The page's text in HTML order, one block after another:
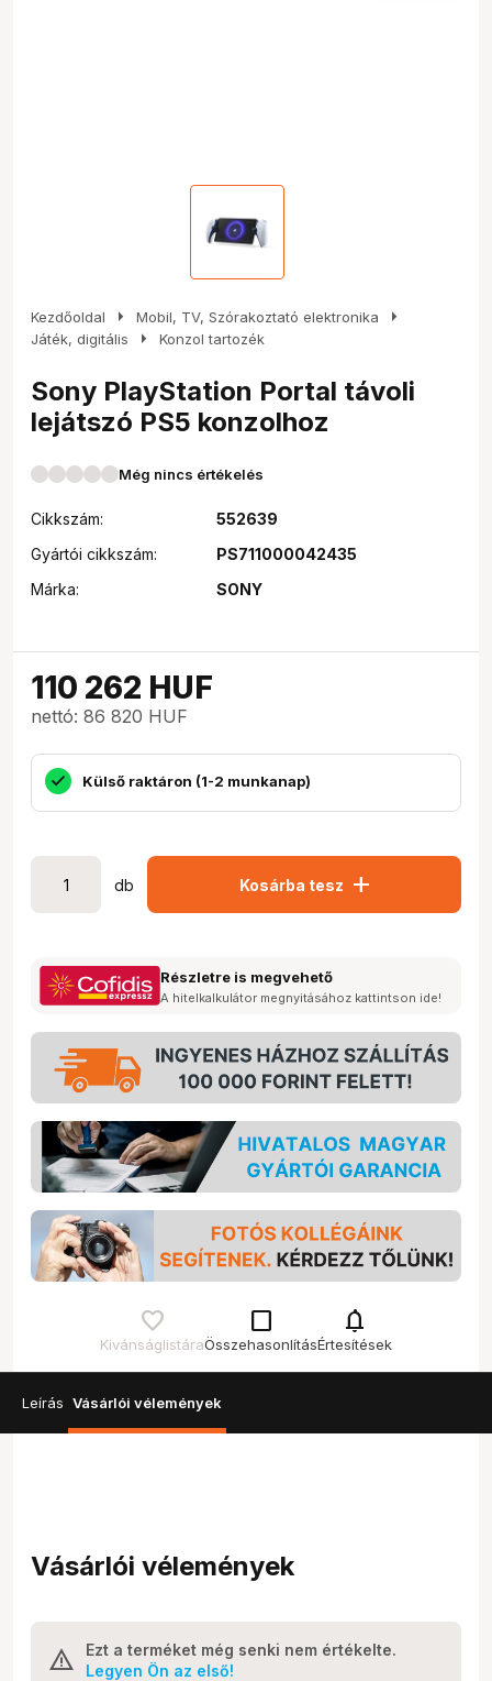
Kezdőoldal arrow_right Mobil, TV, Szórakoztató elektronika arrow_right
Játék, digitális arrow_right Konzol tartozék
Sony PlayStation Portal távoli
lejátszó PS5 konzolhoz
Még nincs értékelés
Cikkszám:
552639
Gyártói cikkszám:
PS711000042435
Márka:
SONY
110 262 HUF
nettó: 86 820 HUF
Külső raktáron (1-2 munkanap)
db Kosárba tesz add
Részletre is megvehető
A hitelkalkulátor megnyitásához kattintson ide!
Kívánságlistára
check_box_outline_blank
Összehasonlítás
notifications
Értesítések
Leírás Vásárlói vélemények
Vásárlói vélemények
Ezt a terméket még senki nem értékelte.
Legyen Ön az első!